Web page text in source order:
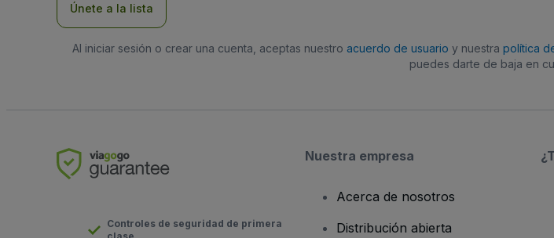
Únete a la lista
Al iniciar sesión o crear una cuenta, aceptas nuestro acuerdo de usuario y nuestra política
puedes darte de baja en
Controles de seguridad de primera
Nuestra empresa
Acerca de nosotros
Distribución abierta